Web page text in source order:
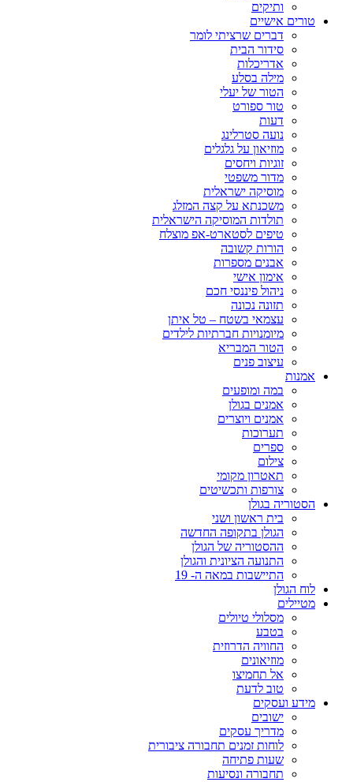
ותיקים
טורים אישיים
דברים שרציתי לומר
סידור הבית
אדריכלות
מילה בסלע
הטור של יעלי
טור ספורט
דעות
נועה סטרלינג
מוזיאון על גלגלים
זוגיות ויחסים
מדור משפטי
מוסיקה ישראלית
משכנתא על קצה המזלג
תולדות המוסיקה הישראלית
טיפים לסטארט-אפ מוצלח
הורות קשובה
אבנים מספרות
אימון אישי
ניהול פיננסי חכם
תזונה נכונה
עצמאי בשטח – טל איתן
מיומנויות חברתיות לילדים
הטור המבריא
עיצוב פנים
אמנות
במה ומופעים
אמנים בגולן
אמנים ויוצרים
תערוכות
ספרים
צילום
תאטרון מקומי
צורפות ותכשיטים
הסטוריה בגולן
בית ראשון ושני
הגולן בתקופה החדשה
ההסטוריה של הגולן
התנועה הציונית והגולן
התיישבות במאה ה- 19
לוח הגולן
מטיילים
מסלולי טיולים
בטבע
החוויה הדרוזית
מוזיאונים
אל תחמיצו
טוב לדעת
מידע ועסקים
ישובים
מדריך עסקים
לוחות זמנים תחבורה ציבורית
שעות פתיחה
תחבורה ונסיעות